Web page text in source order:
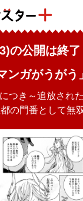
の公開は終
ンガがうがう
つき～追放され
の門番として無